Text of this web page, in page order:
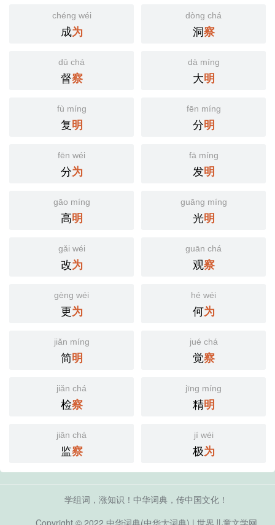
chéng wéi
成为
dòng chá
洞察
dū chá
督察
dà míng
大明
fù míng
复明
fēn míng
分明
fēn wéi
分为
fā míng
发明
gāo míng
高明
guāng míng
光明
gǎi wéi
改为
guān chá
观察
gèng wéi
更为
hé wéi
何为
jiǎn míng
简明
jué chá
觉察
jiǎn chá
检察
jīng míng
精明
jiān chá
监察
jí wéi
极为
学组词，涨知识！中华词典，传中国文化！
Copyright © 2022 中华词典(中华大词典) | 世界儿童文学网